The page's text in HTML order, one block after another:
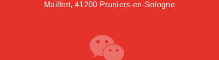
Mailfert, 41200 Pruniers-en-Sologne